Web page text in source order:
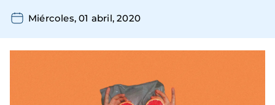
Miércoles, 01 abril, 2020